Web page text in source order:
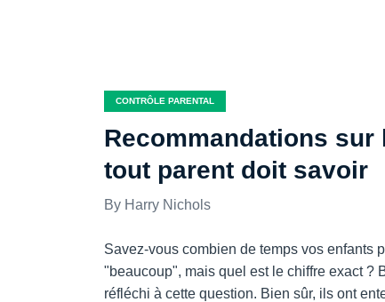
CONTRÔLE PARENTAL
Recommandations sur
tout parent doit savoir
Harry Nichols
Savez-vous combien de temps vos enfants
"beaucoup", mais quel est le chiffre exact ?
réfléchi à cette question. Bien sûr, ils ont